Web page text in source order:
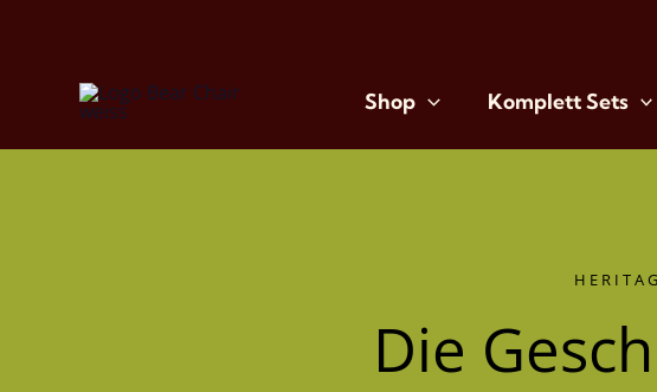
Shop Komplett Sets
Die